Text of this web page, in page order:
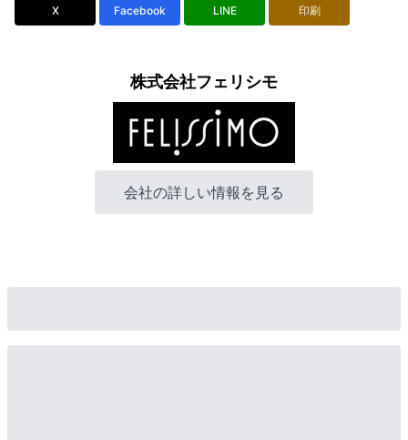
X Facebook LINE 印刷
株式会社フェリシモ
会社の詳しい情報を見る